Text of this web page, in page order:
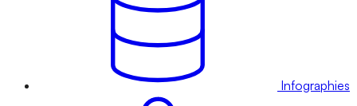
Infographies